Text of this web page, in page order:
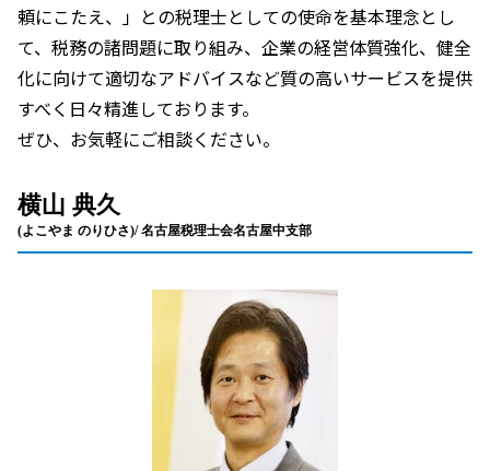
頼にこたえ、」との税理士としての使命を基本理念とし
て、税務の諸問題に取り組み、企業の経営体質強化、健全
化に向けて適切なアドバイスなど質の高いサービスを提供
すべく日々精進しております。
ぜひ、お気軽にご相談ください。
横山 典久
(よこやま のりひさ)/ 名古屋税理士会名古屋中支部